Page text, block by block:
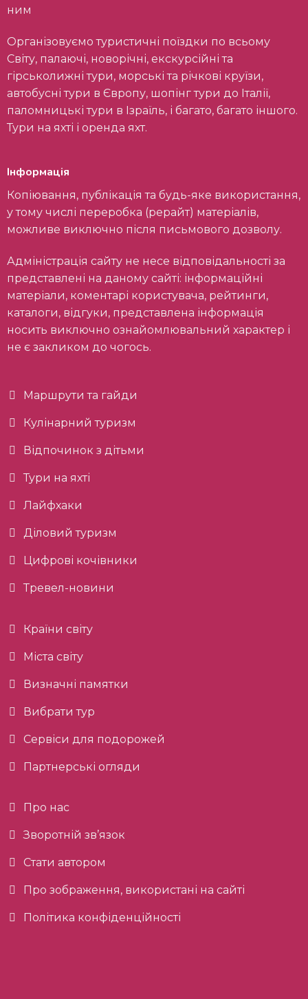
ним
Організовуємо туристичні поїздки по всьому
Світу, палаючі, новорічні, екскурсійні та
гірськолижні тури, морські та річкові круїзи,
автобусні тури в Європу, шопінг тури до Італії,
паломницькі тури в Ізраїль, і багато, багато іншого.
Тури на яхті і оренда яхт.
Інформація
Копіювання, публікація та будь-яке використання,
у тому числі переробка (рерайт) матеріалів,
можливе виключно після письмового дозволу.
Адміністрація сайту не несе відповідальності за
представлені на даному сайті: інформаційні
матеріали, коментарі користувача, рейтинги,
каталоги, відгуки, представлена інформація
носить виключно ознайомлювальний характер і
не є закликом до чогось.
Маршрути та гайди
Кулінарний туризм
Відпочинок з дітьми
Тури на яхті
Лайфхаки
Діловий туризм
Цифрові кочівники
Тревел-новини
Країни світу
Міста світу
Визначні памятки
Вибрати тур
Сервіси для подорожей
Партнерські огляди
Про нас
Зворотній зв’язок
Стати автором
Про зображення, використані на сайті
Політика конфіденційності